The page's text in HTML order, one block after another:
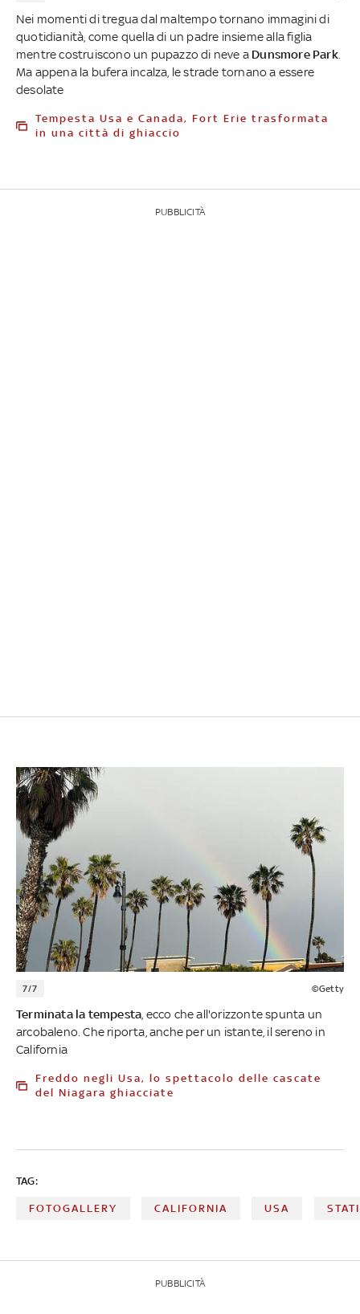
Nei momenti di tregua dal maltempo tornano immagini di
quotidianità, come quella di un padre insieme alla figlia
mentre costruiscono un pupazzo di neve a Dunsmore Park.
Ma appena la bufera incalza, le strade tornano a essere
desolate
Tempesta Usa e Canada, Fort Erie trasformata
in una città di ghiaccio
PUBBLICITÀ
7/7 ©Getty
Terminata la tempesta , ecco che all'orizzonte spunta un
arcobaleno. Che riporta, anche per un istante, il sereno in
California
Freddo negli Usa, lo spettacolo delle cascate
del Niagara ghiacciate
TAG:
FOTOGALLERY CALIFORNIA USA
PUBBLICITÀ